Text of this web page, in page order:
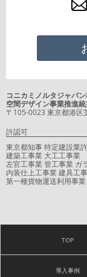
コニカミノルタジャパ
空間デザイン事業推進
〒105-0023 東京都港区
許認可
東京都知事 特定建設業許
建築工事業 大工工事業
左官工事業 管工事業 ガ
内装仕上工事業 建具工
第一種貨物運送利用事業
TOP
導入事例